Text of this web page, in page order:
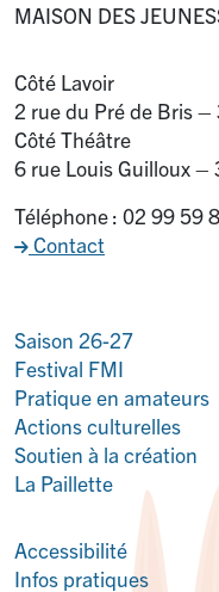
MAISON DES
Côté Lavoir
2 rue du Pré de Bris
Côté Théâtre
6 rue Louis Guilloux –
Téléphone : 02 99 59
Contact
Saison 26-27
Festival FMI
Pratique en amateurs
Actions culturelles
Soutien à la création
La Paillette
Accessibilité
Infos pratiques